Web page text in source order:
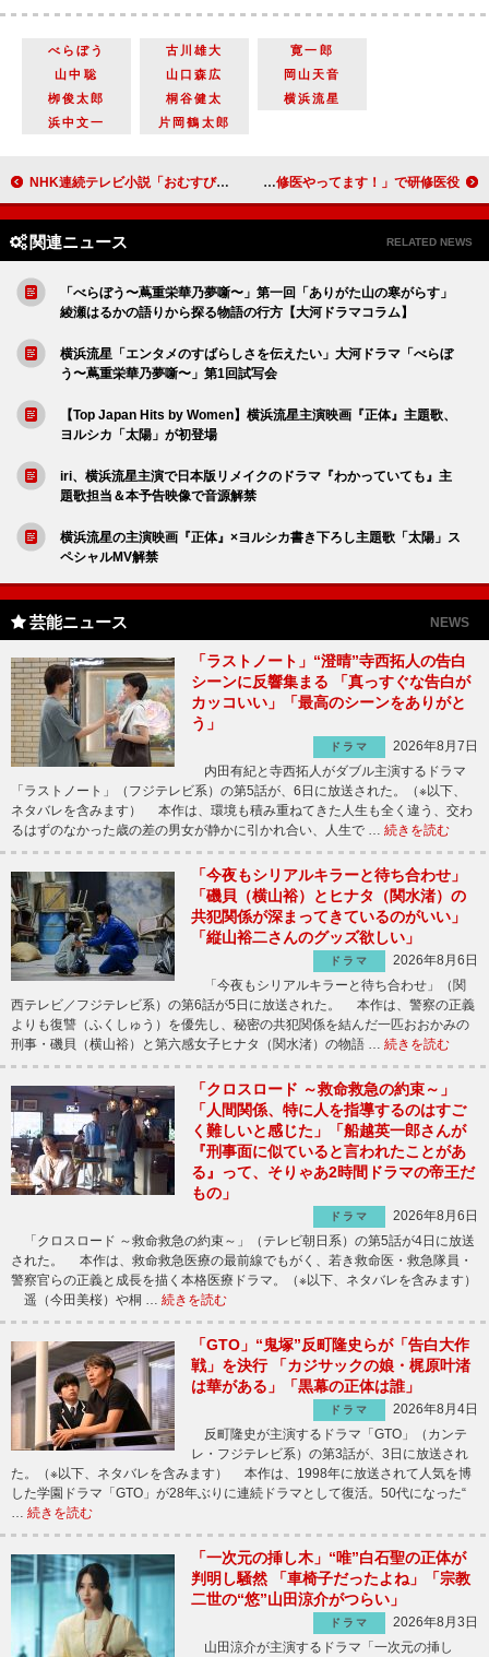
べらぼう 古川雄大
寛一郎
山中聡
山口森広
岡山天音
栁俊太郎
桐谷健太
横浜流星
浜中文一
片岡鶴太郎
NHK連続テレビ小説「おむすび」に渡辺直美が登場 連続テレビ小説に初出演 芳根京子「生きていく上でのヒントや希望をお届けできる作品に」 主演ドラマ「まどか26歳、研修医やってます！」で研修医役
関連ニュース RELATED NEWS
「べらぼう〜蔦重栄華乃夢噺〜」第一回「ありがた山の寒がらす」
綾瀬はるかの語りから探る物語の行方【大河ドラマコラム】
横浜流星「エンタメのすばらしさを伝えたい」大河ドラマ「べらぼ
う〜蔦重栄華乃夢噺〜」第1回試写会
【Top Japan Hits by Women】横浜流星主演映画『正体』主題歌、
ヨルシカ「太陽」が初登場
iri、横浜流星主演で日本版リメイクのドラマ『わかっていても』主
題歌担当＆本予告映像で音源解禁
横浜流星の主演映画『正体』×ヨルシカ書き下ろし主題歌「太陽」ス
ペシャルMV解禁
芸能ニュース NEWS
「ラストノート」“澄晴”寺西拓人の告白
シーンに反響集まる 「真っすぐな告白が
カッコいい」「最高のシーンをありがと
う」
ドラマ
2026年8月7日
内田有紀と寺西拓人がダブル主演するドラマ
「ラストノート」（フジテレビ系）の第5話が、6日に放送された。（※以下、
ネタバレを含みます） 本作は、環境も積み重ねてきた人生も全く違う、交わ
るはずのなかった歳の差の男女が静かに引かれ合い、人生で … 続きを読む
「今夜もシリアルキラーと待ち合わせ」
「磯貝（横山裕）とヒナタ（関水渚）の
共犯関係が深まってきているのがいい」
「縦山裕二さんのグッズ欲しい」
ドラマ
2026年8月6日
「今夜もシリアルキラーと待ち合わせ」（関
西テレビ／フジテレビ系）の第6話が5日に放送された。 本作は、警察の正義
よりも復讐（ふくしゅう）を優先し、秘密の共犯関係を結んだ一匹おおかみの
刑事・磯貝（横山裕）と第六感女子ヒナタ（関水渚）の物語 … 続きを読む
「クロスロード ～救命救急の約束～」
「人間関係、特に人を指導するのはすご
く難しいと感じた」「船越英一郎さんが
『刑事面に似ていると言われたことがあ
る』って、そりゃあ2時間ドラマの帝王だ
もの」
ドラマ
2026年8月6日
「クロスロード ～救命救急の約束～」（テレビ朝日系）の第5話が4日に放送
された。 本作は、救命救急医療の最前線でもがく、若き救命医・救急隊員・
警察官らの正義と成長を描く本格医療ドラマ。（※以下、ネタバレを含みます）
遥（今田美桜）や桐 … 続きを読む
「GTO」“鬼塚”反町隆史らが「告白大作
戦」を決行 「カジサックの娘・梶原叶渚
は華がある」「黒幕の正体は誰」
ドラマ
2026年8月4日
反町隆史が主演するドラマ「GTO」（カンテ
レ・フジテレビ系）の第3話が、3日に放送され
た。（※以下、ネタバレを含みます） 本作は、1998年に放送されて人気を博
した学園ドラマ「GTO」が28年ぶりに連続ドラマとして復活。50代になった“
… 続きを読む
「一次元の挿し木」“唯”白石聖の正体が
判明し騒然 「車椅子だったよね」「宗教
二世の“悠”山田涼介がつらい」
ドラマ
2026年8月3日
山田涼介が主演するドラマ「一次元の挿し